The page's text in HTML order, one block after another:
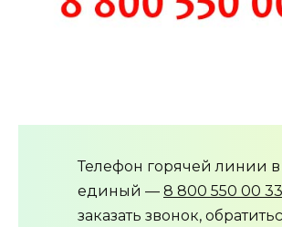
Телефон горячей линии в
единый — 8 800 550 00 33
заказать звонок,